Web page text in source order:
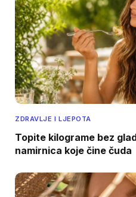
ZDRAVLJE I LJEPOTA
Topite kilograme bez
namirnica koje čine čuda